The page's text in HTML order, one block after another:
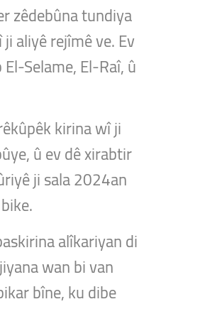
zêdebûna tundiya
aliyê rejîmê ve. Ev
Selame, El-Raî, û
kirina wî ji
û ev dê xirabtir
ji sala 2024an
alîkariyan di
wan bi van
bîne, ku dibe